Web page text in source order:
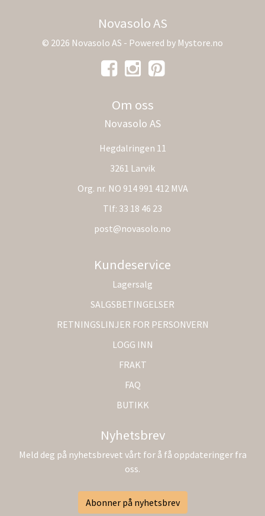
Novasolo AS
© 2026 Novasolo AS - Powered by Mystore.no
Om oss
Novasolo AS
Hegdalringen 11
3261 Larvik
Org. nr. NO 914 991 412 MVA
Tlf: 33 18 46 23
post@novasolo.no
Kundeservice
Lagersalg
SALGSBETINGELSER
RETNINGSLINJER FOR PERSONVERN
LOGG INN
FRAKT
FAQ
BUTIKK
Nyhetsbrev
Meld deg på nyhetsbrevet vårt for å få oppdateringer fra
oss.
Abonner på nyhetsbrev